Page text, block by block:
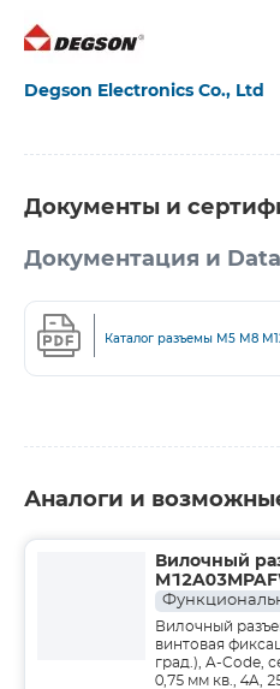
Degson Electronics Co., Ltd
Документы и
Документация и
Каталог разъемы M5 M8
Аналоги и
Вилочный
Вилочный
винтовая
град.), A-Code,
0,75 мм кв., 4A,